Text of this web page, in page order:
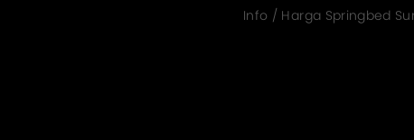
Info / Harga Springbed